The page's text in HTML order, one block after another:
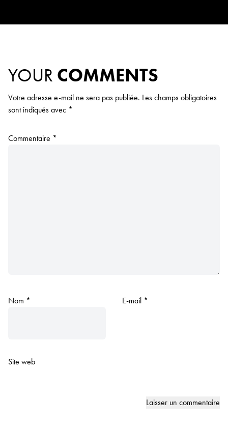
YOUR COMMENTS
Votre adresse e-mail ne sera pas publiée. Les champs obligatoires
sont indiqués avec *
Commentaire *
Nom * E-mail *
Site web